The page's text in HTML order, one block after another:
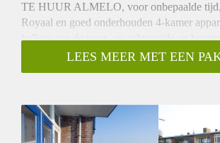
TE HUUR ALMELO, voor onbepaalde tijd,
Royaal en goed onderhouden 4-kamer
balkon aan de voor- en achterzijde en
souterrain, gelegen op de tweede
appartement bevindt zich nabij de
Entree/ hal, meterkast, toilet, vaste kasten, 3
waarvan 1 met openslaande deuren naar het
LEES MEER MET EEN